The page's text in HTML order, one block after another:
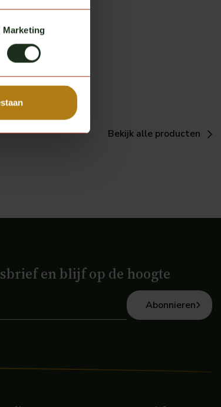
Marketing
Bekijk alle producten
en blijf op de hoogte
Abonnieren